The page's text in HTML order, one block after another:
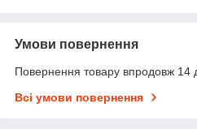
Умови повернення
Повернення товару впродовж 14
Всі умови повернення